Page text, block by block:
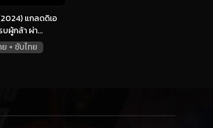
แกลดดิเอ
บผู้กล้า ผ่า...
+ ซับไทย